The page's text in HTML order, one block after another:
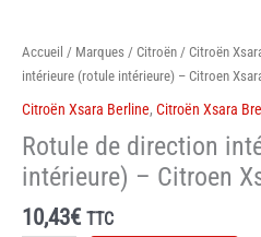
Accueil / Marques / Citroën / Citroën
intérieure (rotule intérieure) – Citroen
Citroën Xsara Berline, Citroën Xsara
Rotule de direction
intérieure) – Citroen
10,43€ TTC